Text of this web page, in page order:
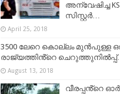
അന്വേഷിച്ച
സിസ്റ്റർ…
April 25, 2018
3500 ലേറെ കൊല്ലം മുൻപുള്ള
രാജ്യത്തിൻ്റെ
August 13, 2018
വീരപ്പൻ്റെ